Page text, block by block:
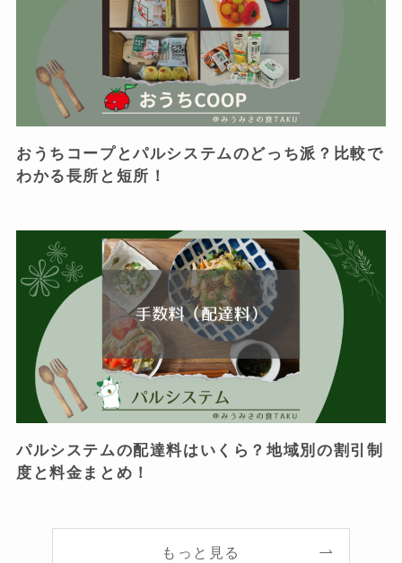
おうちコープとパルシステムのどっち派？比較で
わかる長所と短所！
パルシステムの配達料はいくら？地域別の割引制
度と料金まとめ！
もっと見る